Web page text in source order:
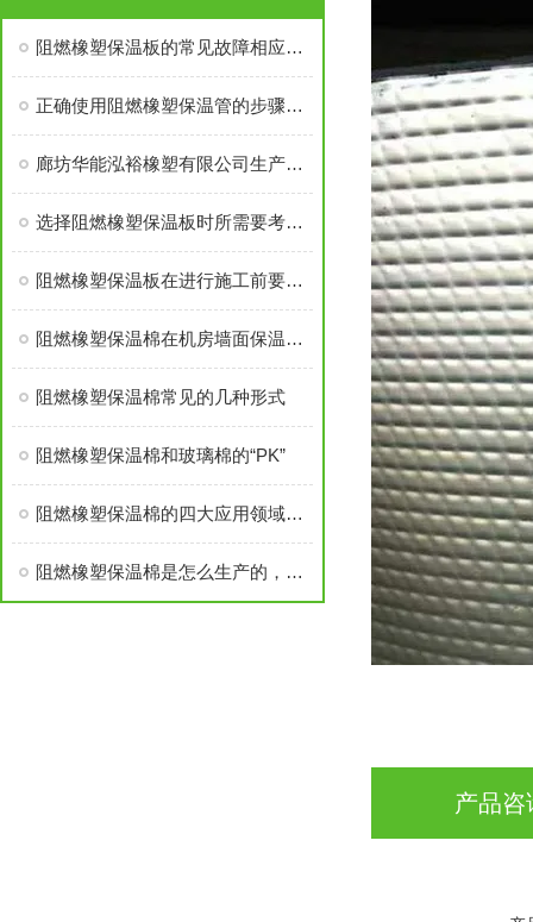
阻燃橡塑保温板的常见故障相应解决方法分享
正确使用阻燃橡塑保温管的步骤及注意事项分享
廊坊华能泓裕橡塑有限公司生产的圣裕德B1级橡塑保温棉为什么如此受欢迎？
选择阻燃橡塑保温板时所需要考虑的关键要点介绍
阻燃橡塑保温板在进行施工前要做好这些准备工作
阻燃橡塑保温棉在机房墙面保温中应有多厚？
阻燃橡塑保温棉常见的几种形式
阻燃橡塑保温棉和玻璃棉的“PK”
阻燃橡塑保温棉的四大应用领域简析
阻燃橡塑保温棉是怎么生产的，对人体有害吗？
产品咨